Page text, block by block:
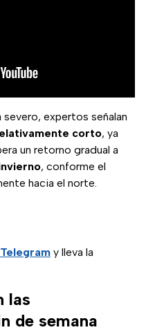
expertos señalan
corto, ya
un retorno gradual a
, conforme el
hacia el norte.
y lleva la
las
de semana